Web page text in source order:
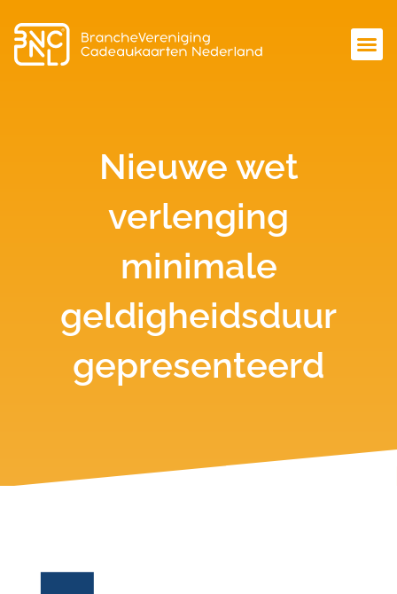
Nieuwe wet
verlenging
minimale
geldigheidsduur
gepresenteerd